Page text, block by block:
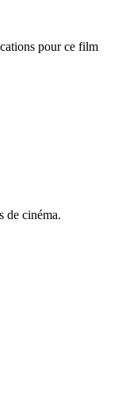
pour ce film
de cinéma.